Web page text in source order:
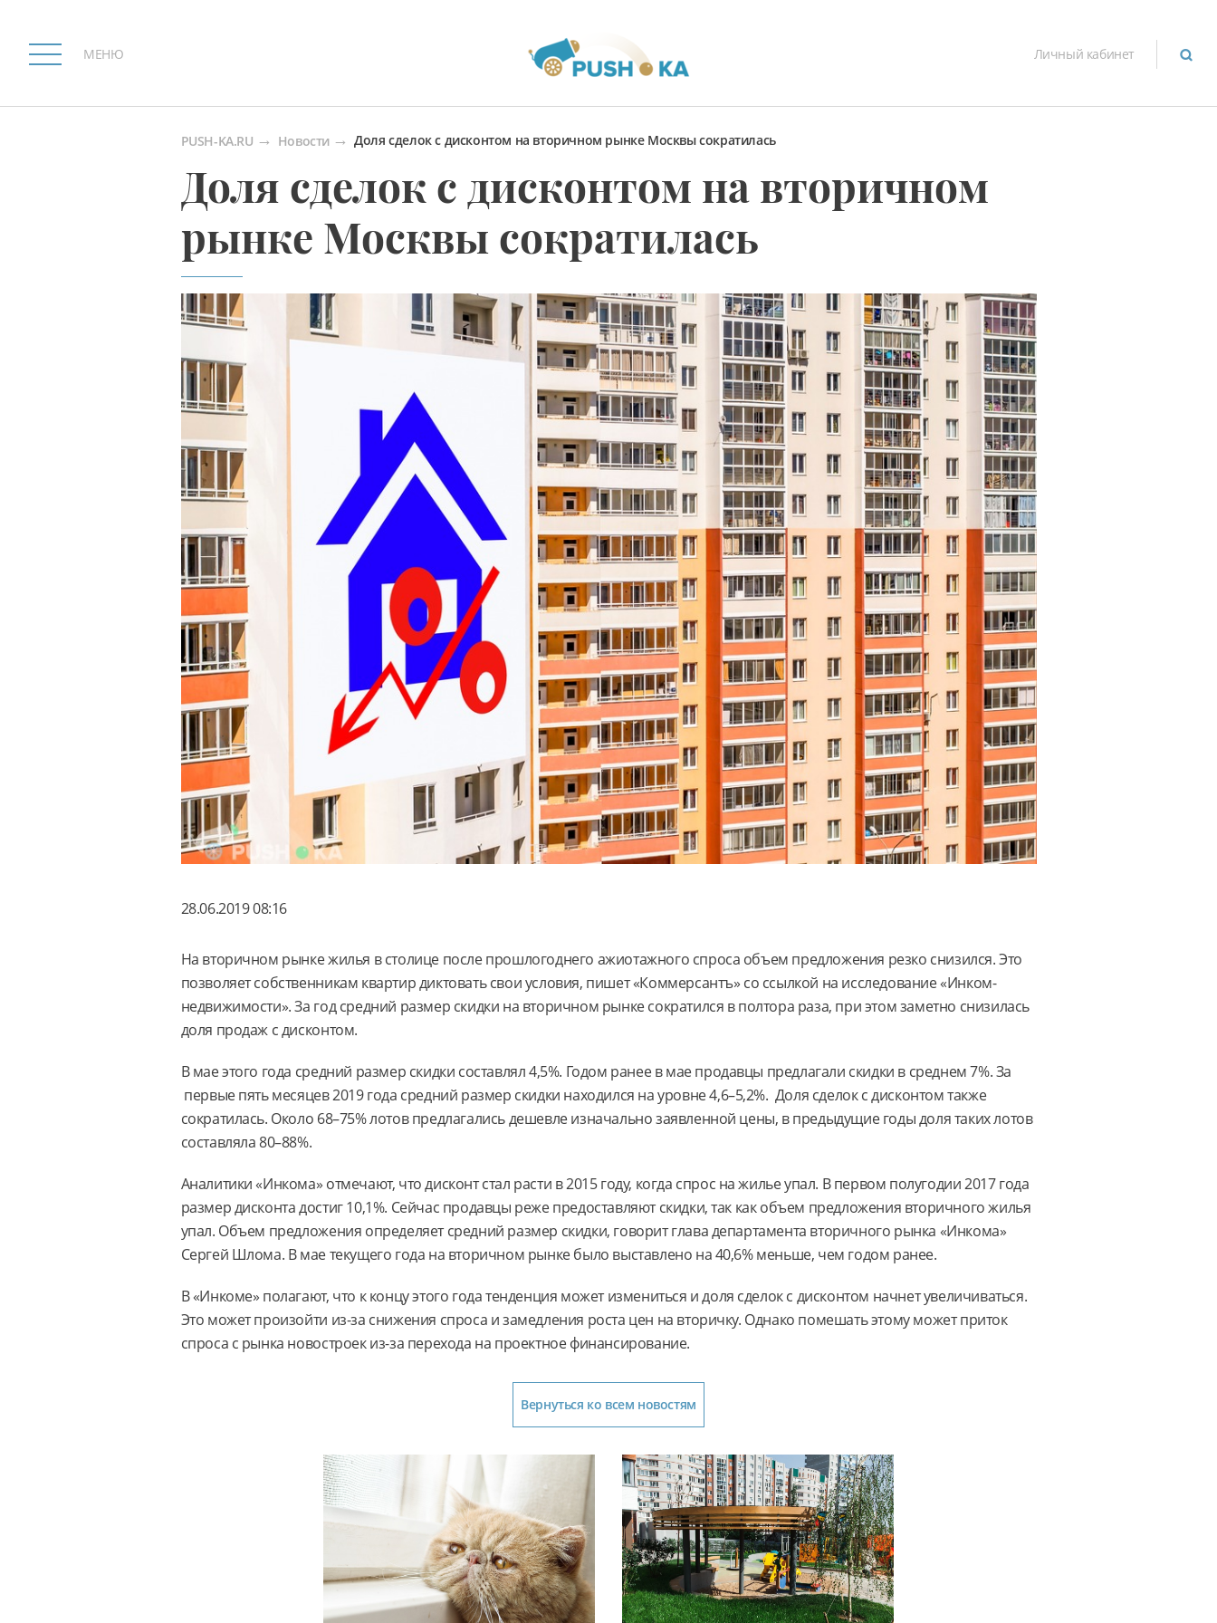
МЕНЮ Личный кабинет
PUSH-KA.RU Новости Доля сделок с дисконтом на вторичном рынке Москвы сократилась
Доля сделок с дисконтом на вторичном
рынке Москвы сократилась
28.06.2019 08:16
На вторичном рынке жилья в столице после прошлогоднего ажиотажного спроса объем предложения резко снизился. Это
позволяет собственникам квартир диктовать свои условия, пишет «Коммерсантъ» со ссылкой на исследование «Инком-
недвижимости». За год средний размер скидки на вторичном рынке сократился в полтора раза, при этом заметно снизилась
доля продаж с дисконтом.
В мае этого года средний размер скидки составлял 4,5%. Годом ранее в мае продавцы предлагали скидки в среднем 7%. За
первые пять месяцев 2019 года средний размер скидки находился на уровне 4,6–5,2%. Доля сделок с дисконтом также
сократилась. Около 68–75% лотов предлагались дешевле изначально заявленной цены, в предыдущие годы доля таких лотов
составляла 80–88%.
Аналитики «Инкома» отмечают, что дисконт стал расти в 2015 году, когда спрос на жилье упал. В первом полугодии 2017 года
размер дисконта достиг 10,1%. Сейчас продавцы реже предоставляют скидки, так как объем предложения вторичного жилья
упал. Объем предложения определяет средний размер скидки, говорит глава департамента вторичного рынка «Инкома»
Сергей Шлома. В мае текущего года на вторичном рынке было выставлено на 40,6% меньше, чем годом ранее.
В «Инкоме» полагают, что к концу этого года тенденция может измениться и доля сделок с дисконтом начнет увеличиваться.
Это может произойти из-за снижения спроса и замедления роста цен на вторичку. Однако помешать этому может приток
спроса с рынка новостроек из-за перехода на проектное финансирование.
Вернуться ко всем новостям